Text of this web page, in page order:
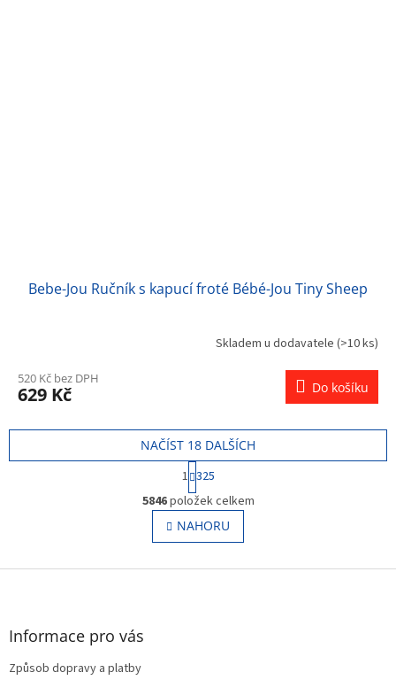
Bebe-Jou Ručník s kapucí froté Bébé-Jou Tiny Sheep
Skladem u dodavatele (>10 ks)
520 Kč bez DPH
629 Kč Do košíku
O
v
l
á
a
NAČÍST 18 DALŠÍCH
S
t
r
á
n
k
v
1 325
5846položek celkem
NAHORU
Z
Informace pro vás
Způsob dopravy a platby